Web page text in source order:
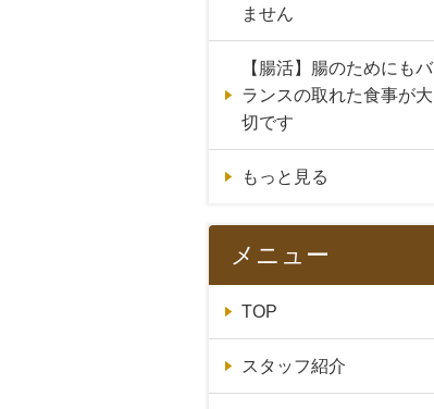
ません
【腸活】腸のためにもバ
ランスの取れた食事が大
切です
もっと見る
メニュー
TOP
スタッフ紹介